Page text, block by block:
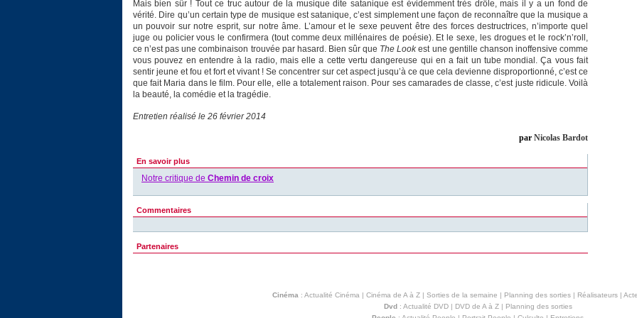
Mais bien sûr ! Tout ce truc autour de la musique dite satanique est évidemment très drôle, mais il y a un fond de
vérité. Dire qu’un certain type de musique est satanique, c’est simplement une façon de reconnaître que la musique a
un pouvoir sur notre esprit, sur notre âme. L’amour et le sexe peuvent être des forces destructrices, n’importe quel
juge ou policier vous le confirmera (tout comme deux millénaires de poésie). Et le sexe, les drogues et le rock’n’roll,
ce n’est pas une combinaison trouvée par hasard. Bien sûr que The Lookest une gentille chanson inoffensive comme
vous pouvez en entendre à la radio, mais elle a cette vertu dangereuse qui en a fait un tube mondial. Ça vous fait
sentir jeune et fou et fort et vivant ! Se concentrer sur cet aspect jusqu’à ce que cela devienne disproportionné, c’est ce
que fait Maria dans le film. Pour elle, elle a totalement raison. Pour ses camarades de classe, c’est juste ridicule. Voilà
la beauté, la comédie et la tragédie.
Entretien réalisé le 26 février 2014
par Nicolas Bardot
En savoir plus
Notre critique de Chemin de croix
Commentaires
Partenaires
Cinéma : Actualité Cinéma | Cinéma de A à Z| Sorties de la semaine | Planning des sorties| Réalisateurs|
Dvd: Actualité DVD| DVD de A à Z| Planning des sorties